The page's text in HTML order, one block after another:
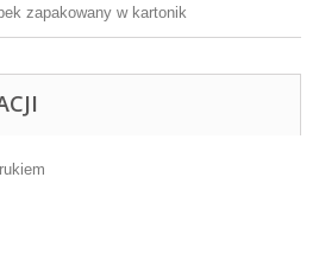
zapakowany w kartonik